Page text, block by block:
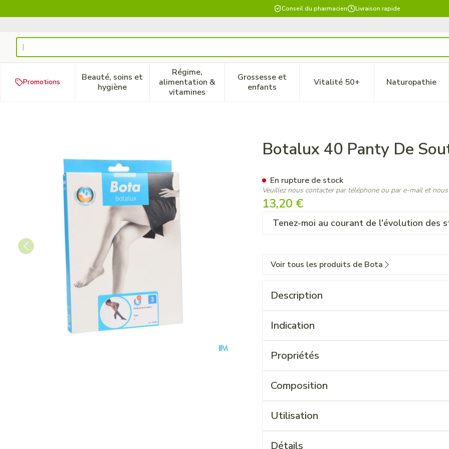
Conseil du pharmacien Livraison rapide
Rechercher
Promotions
Beauté, soins et
hygièneAfficher le sous-menu pour la catégorie Beauté, soins et hygiène
Régime,
alimentation &
vitamines
Afficher le sous-menu pour la catégorie Régime, alimentation &
Grossesse et
enfantsAfficher le sous-menu pour la catégorie
Vitalité 50+Afficher le sous-menu pour la
Naturopathie
Afficher
Botalux 40 Panty De Soutien Nero N3Botalux 40 Panty De
13,20 €
Tenez-moi au courant de l'évolution des
En rupture de stock
Veuillez nous contacter par téléphone ou par e-mail et
Voir tous les produits de Bota
Description
Indication
Propriétés
Composition
Utilisation
Détails